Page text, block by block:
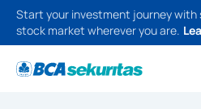
Start your investment journey with
stock market wherever you are.